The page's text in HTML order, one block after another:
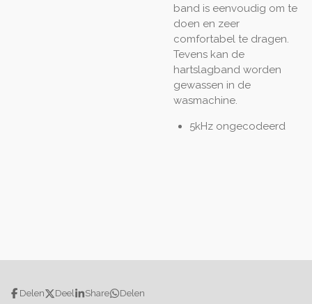
band is eenvoudig om te
doen en zeer
comfortabel te dragen.
Tevens kan de
hartslagband worden
gewassen in de
wasmachine.
5kHz ongecodeerd
Delen Deel Share Delen